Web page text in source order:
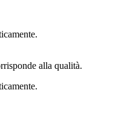
alla qualità.